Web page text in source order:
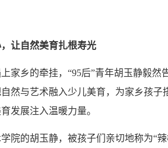
让自然美育扎根寿光
家乡的牵挂，“95后”青年胡玉静毅
然与艺术融入少儿美育，为家乡孩
发展注入温暖力量。
院的胡玉静，被孩子们亲切地称为“